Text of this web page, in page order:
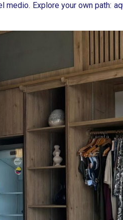
Explore your own path: